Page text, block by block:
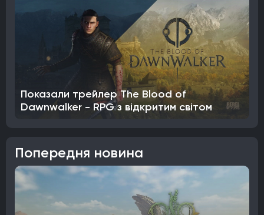
Показали трейлер The Blood of
Dawnwalker - RPG з відкритим світом
Попередня новина